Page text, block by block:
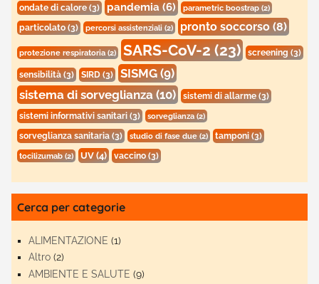
ondate di calore(3) pandemia(6) parametric boostrap(2)
particolato(3) percorsi assistenziali(2) pronto soccorso(8)
protezione respiratoria(2) SARS-CoV-2(23) screening(3)
sensibilità(3) SIRD(3) SISMG(9)
sistema di sorveglianza(10) sistemi di allarme(3)
sistemi informativi sanitari(3) sorveglianza(2)
sorveglianza sanitaria(3) studio di fase due(2) tamponi(3)
tocilizumab(2) UV(4) vaccino(3)
Cerca per categorie
ALIMENTAZIONE (1)
Altro (2)
AMBIENTE E SALUTE (9)